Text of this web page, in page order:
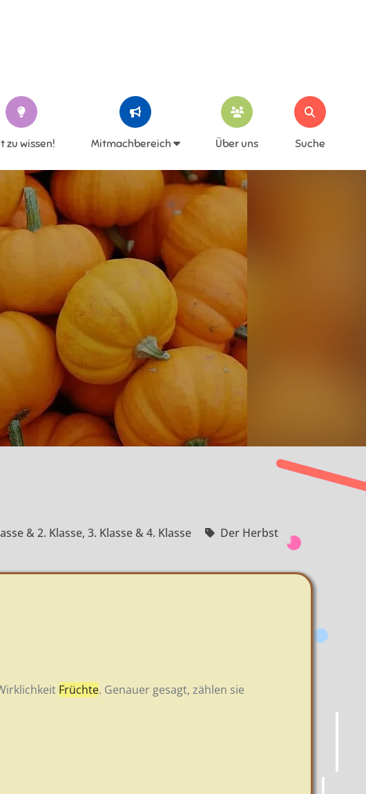
zu wissen! Mitmachbereich Über uns Suche
& 2. Klasse, 3. Klasse & 4. Klasse
Der Herbst
Früchte. Genauer gesagt, zählen sie